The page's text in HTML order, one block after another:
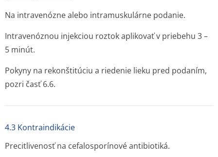
Na intravenózne alebo intramuskulárne podanie.
Intravenóznou injekciou roztok aplikovať v priebehu 3 –
5 minút.
Pokyny na rekonštitúciu a riedenie lieku pred podaním,
pozri časť 6.6.
4.3 Kontraindikácie
Precitlivenosť na cefalosporínové antibiotiká.